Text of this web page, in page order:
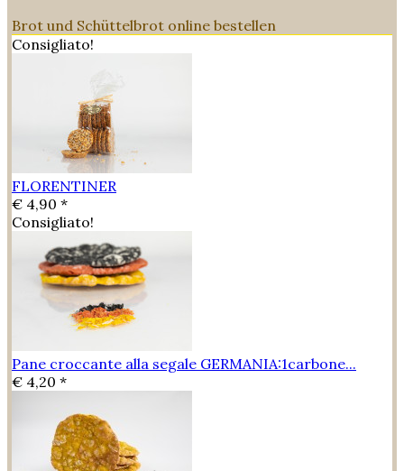
Brot und Schüttelbrot online bestellen
Consigliato!
FLORENTINER
€ 4,90 *
Consigliato!
Pane croccante alla segale GERMANIA:1carbone...
€ 4,20 *